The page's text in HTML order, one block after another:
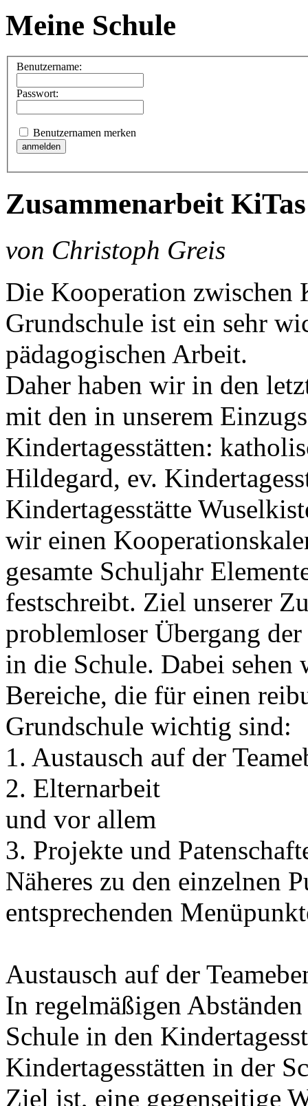
Meine Schule
Benutzername:
Passwort:
Benutzernamen merken
Zusammenarbeit KiTas
von Christoph Greis
Die Kooperation zwischen
Grundschule ist ein sehr
pädagogischen Arbeit.
Daher haben wir in den
mit den in unserem
Kindertagesstätten:
Hildegard, ev.
Kindertagesstätte
wir einen
gesamte Schuljahr
festschreibt. Ziel unserer
problemloser Übergang
in die Schule. Dabei
Bereiche, die für einen
Grundschule wichtig sind:
1. Austausch auf der
2. Elternarbeit
und vor allem
3. Projekte und
Näheres zu den einzelnen
entsprechenden
Austausch auf der
In regelmäßigen
Schule in den
Kindertagesstätten in der
Ziel ist, eine gegenseitige